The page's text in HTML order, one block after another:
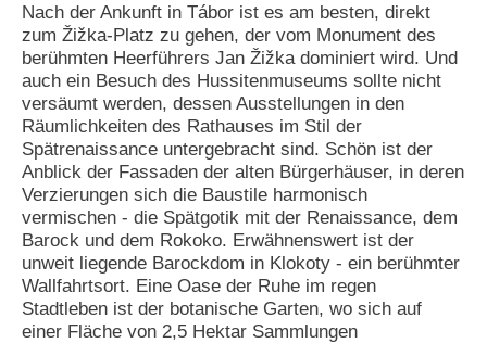
Nach der Ankunft in Tábor ist es am besten, direkt
zum Žižka-Platz zu gehen, der vom Monument des
berühmten Heerführers Jan Žižka dominiert wird. Und
auch ein Besuch des Hussitenmuseums sollte nicht
versäumt werden, dessen Ausstellungen in den
Räumlichkeiten des Rathauses im Stil der
Spätrenaissance untergebracht sind. Schön ist der
Anblick der Fassaden der alten Bürgerhäuser, in deren
Verzierungen sich die Baustile harmonisch
vermischen - die Spätgotik mit der Renaissance, dem
Barock und dem Rokoko. Erwähnenswert ist der
unweit liegende Barockdom in Klokoty - ein berühmter
Wallfahrtsort. Eine Oase der Ruhe im regen
Stadtleben ist der botanische Garten, wo sich auf
einer Fläche von 2,5 Hektar Sammlungen